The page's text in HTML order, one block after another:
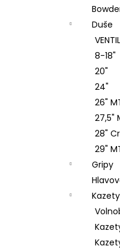
Duše
8-18"
20"
24"
26"
27,5"
28"
29"
Gripy
Kazety
LANKO
2100MM
128 Kč